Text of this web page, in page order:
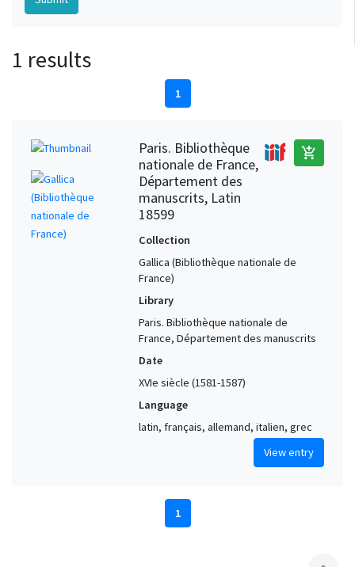
1 results
1
Paris. Bibliothèque
nationale de France,
Département des
manuscrits, Latin
18599
add_shopping_cart
Collection
Gallica (Bibliothèque nationale de
France)
Library
Paris. Bibliothèque nationale de
France, Département des manuscrits
Date
XVIe siècle (1581-1587)
Language
latin, français, allemand, italien, grec
View entry
1